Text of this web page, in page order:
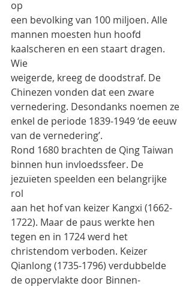
op
een bevolking van 100 miljoen. Alle
mannen moesten hun hoofd
kaalscheren en een staart dragen.
Wie
weigerde, kreeg de doodstraf. De
Chinezen vonden dat een zware
vernedering. Desondanks noemen ze
enkel de periode 1839-1949 ‘de eeuw
van de vernedering’.
Rond 1680 brachten de Qing Taiwan
binnen hun invloedssfeer. De
jezuïeten speelden een belangrijke
rol
aan het hof van keizer Kangxi (1662-
1722). Maar de paus werkte hen
tegen en in 1724 werd het
christendom verboden. Keizer
Qianlong (1735-1796) verdubbelde
de oppervlakte door Binnen-